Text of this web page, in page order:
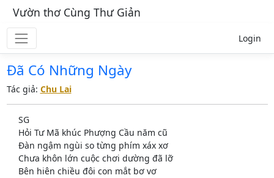
Vườn thơ Cùng Thư Giản
Login
Đã Có Những Ngày
Tác giả: Chu Lai
SG
Hỏi Tư Mã khúc Phượng Cầu năm cũ
Đàn ngậm ngùi so từng phím xáx xơ
Chưa khôn lớn cuộc chơi dường đã lỡ
Bên hiên chiều đôi con mắt bơ vơ